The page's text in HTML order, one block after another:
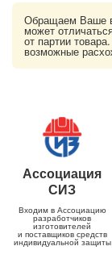
Обращаем Ваше
может
от партии
возможные
Ассоциация
СИЗ
Входим в Ассоциацию
разработчиков
изготовителей
и поставщиков средств
индивидуальной защиты